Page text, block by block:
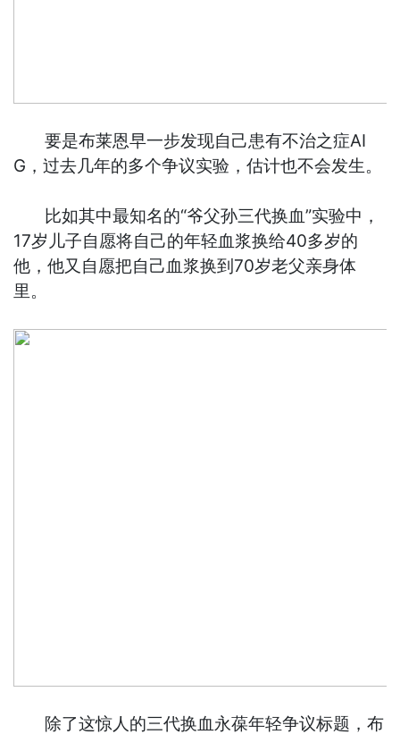
要是布莱恩早一步发现自己患有不治之症AI
G，过去几年的多个争议实验，估计也不会发生。
比如其中最知名的“爷父孙三代换血”实验中，
17岁儿子自愿将自己的年轻血浆换给40多岁的
他，他又自愿把自己血浆换到70岁老父亲身体
里。
除了这惊人的三代换血永葆年轻争议标题，布